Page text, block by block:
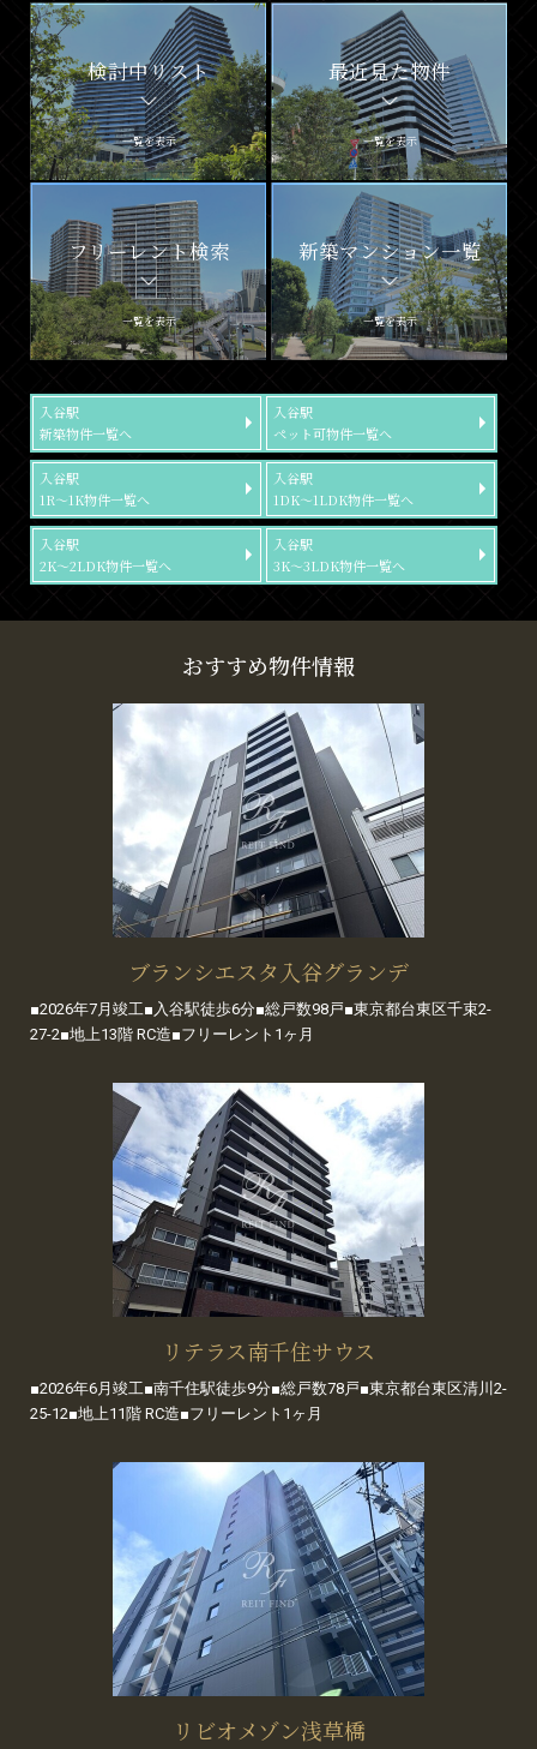
検討中リスト
一覧を表示
最近見た物件
一覧を表示
フリーレント検索
一覧を表示
新築マンション一覧
一覧を表示
入谷駅
新築物件一覧へ
入谷駅
ペット可物件一覧へ
入谷駅
1R～1K物件一覧へ
入谷駅
1DK～1LDK物件一覧へ
入谷駅
2K～2LDK物件一覧へ
入谷駅
3K～3LDK物件一覧へ
おすすめ物件情報
ブランシエスタ入谷グランデ
■2026年7月竣工■入谷駅徒歩6分■総戸数98戸■東京都台東区千束2-
27-2■地上13階 RC造■フリーレント1ヶ月
リテラス南千住サウス
■2026年6月竣工■南千住駅徒歩9分■総戸数78戸■東京都台東区清川2-
25-12■地上11階 RC造■フリーレント1ヶ月
リビオメゾン浅草橋